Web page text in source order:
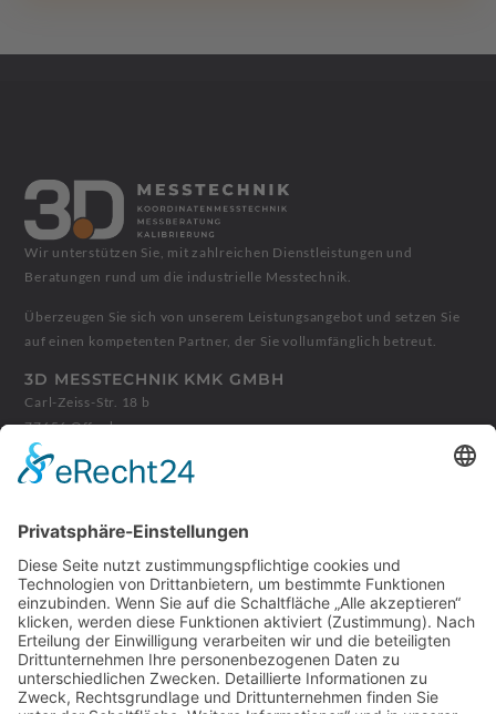
Wir unterstützen Sie, mit zahlreichen Dienstleistungen und
Beratungen rund um die industrielle Messtechnik.
Überzeugen Sie sich von unserem Leistungsangebot und setzen Sie
auf einen kompetenten Partner, der Sie vollumfänglich betreut.
3D MESSTECHNIK KMK GMBH
Carl-Zeiss-Str. 18 b
77656 Offenburg
+49 781 9904727
info@3d-messtechnik.de
Montag - Donnerstag:
13:00 - 17:00 Uhr
Freitag:
08:00 - 14:00 Uhr
Abweichende Zeiten können Sie vereinbaren, rufen Sie uns vorher
an.